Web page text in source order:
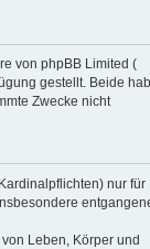
von phpBB Limited (
gestellt. Beide
Zwecke nicht
nur für
Leben, Körper und